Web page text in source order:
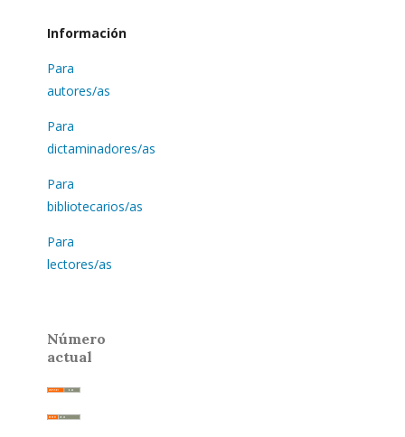
Información
Para
autores/as
Para
dictaminadores/as
Para
bibliotecarios/as
Para
lectores/as
Número
actual